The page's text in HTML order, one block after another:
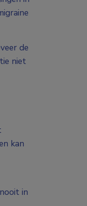
de
niet
kan
in